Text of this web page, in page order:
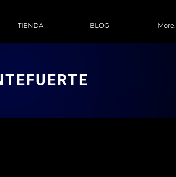
TIENDA BLOG